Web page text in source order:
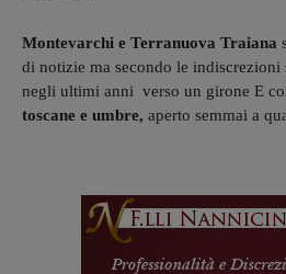
Montevarchi e Terranuova Traiana
di notizie ma secondo le indiscrezioni
negli ultimi anni verso un girone E
toscane e umbre, aperto semmai a